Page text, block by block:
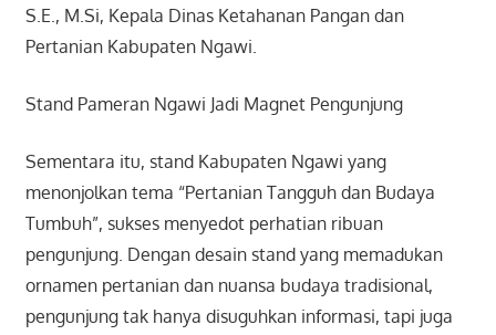
S.E., M.Si, Kepala Dinas Ketahanan Pangan dan
Pertanian Kabupaten Ngawi.
Stand Pameran Ngawi Jadi Magnet Pengunjung
Sementara itu, stand Kabupaten Ngawi yang
menonjolkan tema “Pertanian Tangguh dan Budaya
Tumbuh”, sukses menyedot perhatian ribuan
pengunjung. Dengan desain stand yang memadukan
ornamen pertanian dan nuansa budaya tradisional,
pengunjung tak hanya disuguhkan informasi, tapi juga